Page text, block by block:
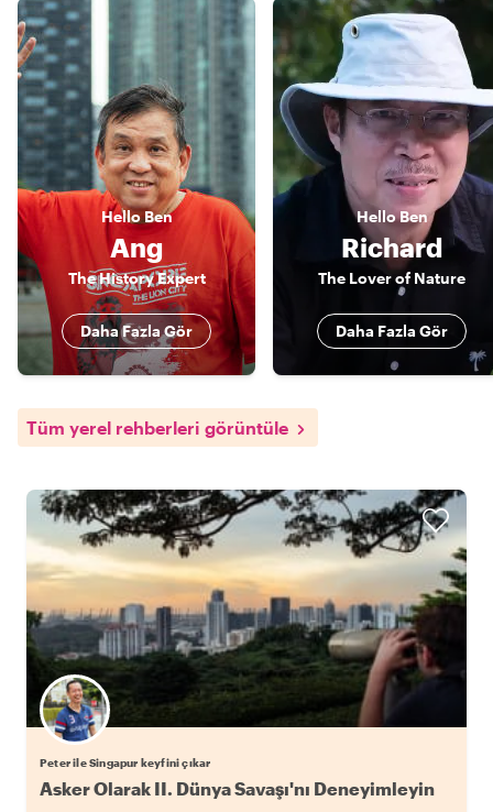
HelloBen
Ang
The History Expert
Daha Fazla Gör
HelloBen
Richard
The Lover of Nature
Daha Fazla Gör
Tüm yerel rehberleri görüntüle
Peter ile Singapur keyfini çıkar
Asker Olarak II. Dünya Savaşı'nı Deneyimleyin